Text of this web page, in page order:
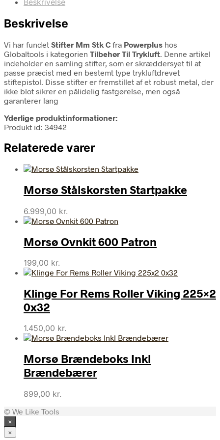
Beskrivelse
Beskrivelse
Vi har fundet Stifter Mm Stk C fra Powerplus hos
Globaltools i kategorien Tilbehør Til Trykluft. Denne artikel
indeholder en samling stifter, som er skræddersyet til at
passe præcist med en bestemt type trykluftdrevet
stiftepistol. Disse stifter er fremstillet af et robust metal, der
ikke blot sikrer en pålidelig fastgørelse, men også
garanterer lang
Yderlige produktinformationer:
Produkt id: 34942
Relaterede varer
Morsø Stålskorsten Startpakke
6.999,00 kr.
Morsø Ovnkit 600 Patron
199,00 kr.
Klinge For Rems Roller Viking 225×2
0x32
1.450,00 kr.
Morsø Brændeboks Inkl
Brændebærer
899,00 kr.
© We Like Tools
×
×